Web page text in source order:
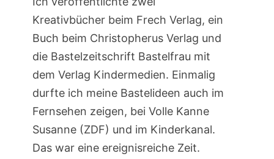
Kreativbücher beim Frech Verlag, ein
Buch beim Christopherus Verlag und
die Bastelzeitschrift Bastelfrau mit
dem Verlag Kindermedien. Einmalig
durfte ich meine Bastelideen auch im
Fernsehen zeigen, bei Volle Kanne
Susanne (ZDF) und im Kinderkanal.
Das war eine ereignisreiche Zeit.